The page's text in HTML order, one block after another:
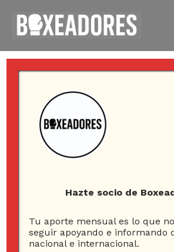
NOTICIAS
KOT EN ALTO HOSPICIO
Hazte socio de
Tu aporte mensual es lo que
seguir apoyando e informando
nacional e internacional.